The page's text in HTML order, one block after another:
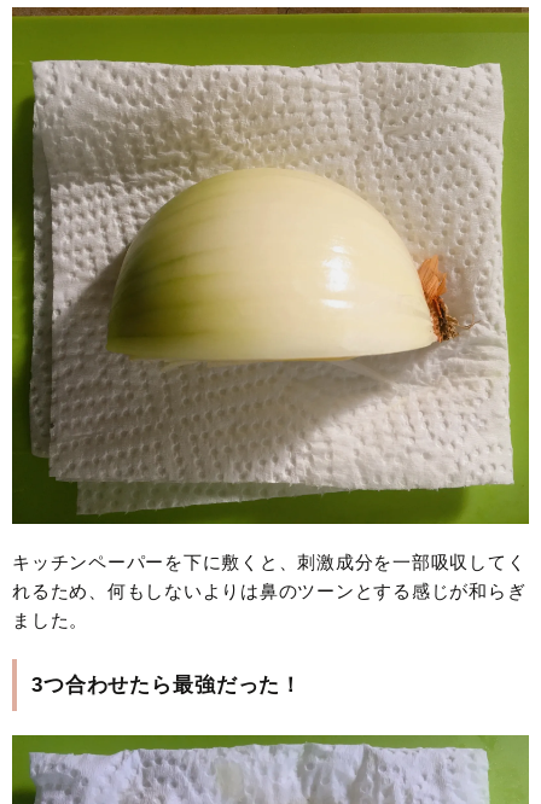
キッチンペーパーを下に敷くと、刺激成分を一部吸収してく
れるため、何もしないよりは鼻のツーンとする感じが和らぎ
ました。
3つ合わせたら最強だった！